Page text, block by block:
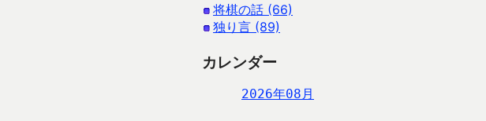
将棋の話 (66)
独り言 (89)
カレンダー
2026年08月